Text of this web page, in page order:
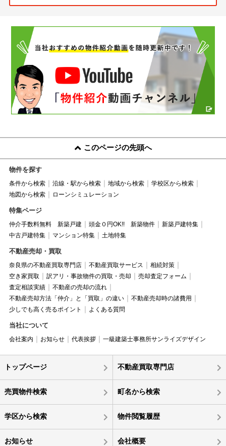
このページの先頭へ
物件を探す
条件から検索 沿線・駅から検索 地域から検索
学校区から検索
地図から検索
ローンシミュレーション
特集ページ
仲介手数料無料 新築戸建 頭金０円OK!! 新築物件
新築戸建特集
中古戸建特集
マンション特集 土地特集
不動産売却・買取
奈良県の不動産買取専門店 不動産買取サービス
相続対策
空き家買取
訳アリ・事故物件の買取・売却
売却査定フォーム
査定相談実績
不動産の売却の流れ
不動産売却方法「仲介」と「買取」の違い
不動産売却時の諸費用
少しでも高く売るポイント
よくある質問
当社について
会社案内 お知らせ 代表挨拶 一級建築士事務所サンライズデザイン
トップページ 不動産買取専門店
売買物件検索 町名から検索
学区から検索 物件閲覧履歴
お知らせ 会社概要